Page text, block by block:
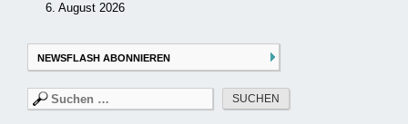
6. August 2026
NEWSFLASH ABONNIEREN
Suchen
nach: